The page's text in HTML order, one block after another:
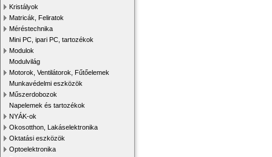
Kristályok
Matricák, Feliratok
Méréstechnika
Mini PC, ipari PC, tartozékok
Modulok
Modulvilág
Motorok, Ventilátorok, Fűtőelemek
Munkavédelmi eszközök
Műszerdobozok
Napelemek és tartozékok
NYÁK-ok
Okosotthon, Lakáselektronika
Oktatási eszközök
Optoelektronika